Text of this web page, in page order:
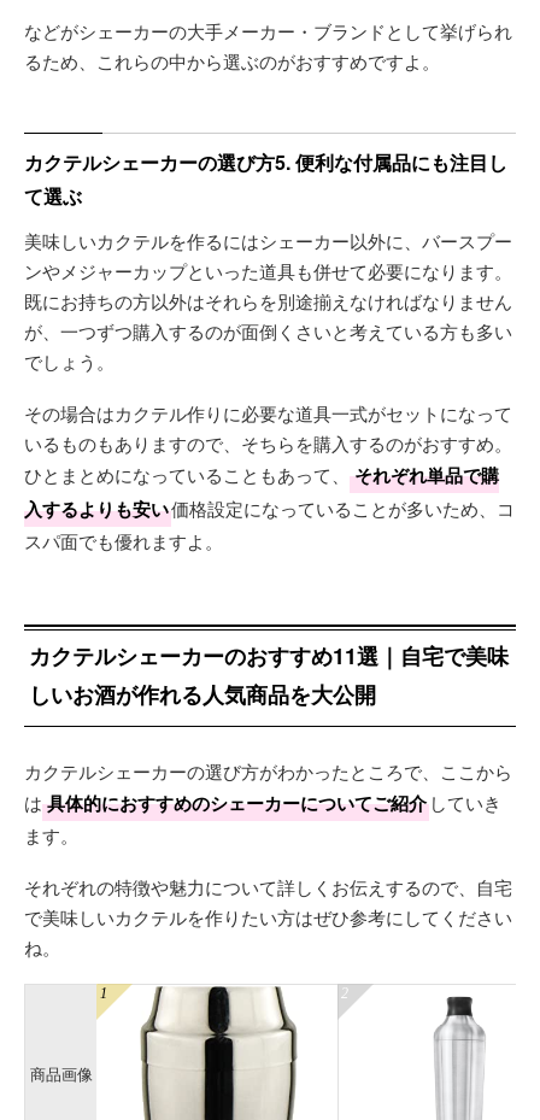
などがシェーカーの大手メーカー・ブランドとして挙げられ
るため、これらの中から選ぶのがおすすめですよ。
カクテルシェーカーの選び方5. 便利な付属品にも注目し
て選ぶ
美味しいカクテルを作るにはシェーカー以外に、バースプー
ンやメジャーカップといった道具も併せて必要になります。
既にお持ちの方以外はそれらを別途揃えなければなりません
が、一つずつ購入するのが面倒くさいと考えている方も多い
でしょう。
その場合はカクテル作りに必要な道具一式がセットになって
いるものもありますので、そちらを購入するのがおすすめ。
ひとまとめになっていることもあって、
それぞれ単品で購
入するよりも安い価格設定になっていることが多いため、コ
スパ面でも優れますよ。
カクテルシェーカーのおすすめ11選｜自宅で美味
しいお酒が作れる人気商品を大公開
カクテルシェーカーの選び方がわかったところで、ここから
は 具体的におすすめのシェーカーについてご紹介 していき
ます。
それぞれの特徴や魅力について詳しくお伝えするので、自宅
で美味しいカクテルを作りたい方はぜひ参考にしてください
ね。
商品画像